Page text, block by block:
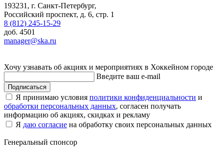
193231, г. Санкт-Петербург,
Российский проспект, д. 6, стр. 1
8 (812) 245-15-29
доб. 4501
manager@ska.ru
Хочу узнавать об акциях и мероприятиях в Хоккейном городе
Введите ваш e-mail
Подписаться
Я принимаю условия политики конфиденциальности и
обработки персональных данных, согласен получать
информацию об акциях, скидках и рекламу
Я даю согласие на обработку своих персональных данных
Генеральный спонсор